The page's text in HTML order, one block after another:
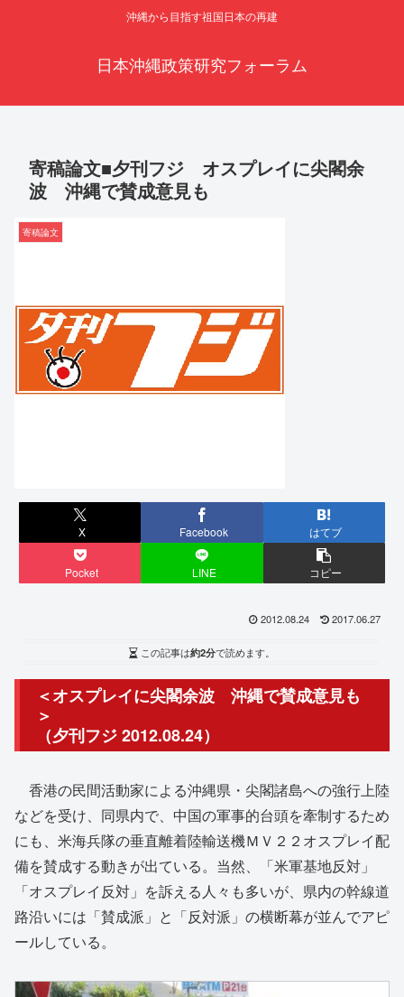
沖縄から目指す祖国日本の再建
日本沖縄政策研究フォーラム
寄稿論文■夕刊フジ オスプレイに尖閣余
波 沖縄で賛成意見も
寄稿論文
X Facebook はてブ
Pocket LINE コピー
2012.08.24 2017.06.27
この記事は約2分で読めます。
＜オスプレイに尖閣余波 沖縄で賛成意見も
＞
（夕刊フジ 2012.08.24）
香港の民間活動家による沖縄県・尖閣諸島への強行上陸
などを受け、同県内で、中国の軍事的台頭を牽制するため
にも、米海兵隊の垂直離着陸輸送機ＭＶ２２オスプレイ配
備を賛成する動きが出ている。当然、「米軍基地反対」
「オスプレイ反対」を訴える人々も多いが、県内の幹線道
路沿いには「賛成派」と「反対派」の横断幕が並んでアピ
ールしている。